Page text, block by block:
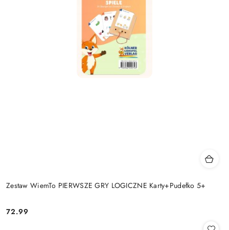
Zestaw WiemTo PIERWSZE GRY LOGICZNE Karty+Pudełko 5+
Cena:
72.99